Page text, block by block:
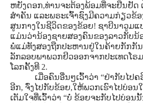
ຫຍັງດອກ,ທ່ານຈະຕ້ອງພ້ອມທີ່ຈະຢືນຢັດ
ສໍາຄັນ ແລະພຣະເຈົ້າຊົງມີຄວາມກ່ຽວຂ້ອ
ສູນກາງໃນຊີວິດຂອງຂ້ອຍ! ຊາບີນາວູມແ
ແມ່ນວ່ານ້ອງຊາຍສອງຄົນຂອງລາວກັບນ້
ພໍ່ແມ່ທັງສອງຖືກປະຫານຢູ່ໃນຄ້າຍກັກກັ
ລັກລອບພາພວກຢິວອອກຈາກປະເທດໂຣ
ໂລກຄັ້ງທີ 2.
ເມື່ອຄົນອື່ນໆເວົ້າວ່າ “ຢ່າກັບໄປ
ອີກ, ຈົ່ງໄປກັບຂ້ອຍ,ໃຫ້ພວກເຮົາໄປບ່ອນ
ເຕັມໃຈທີ່ເວົ້າວ່າ “ບໍ່ ຂ້ອຍຈະກັບໄປບ່ອນ